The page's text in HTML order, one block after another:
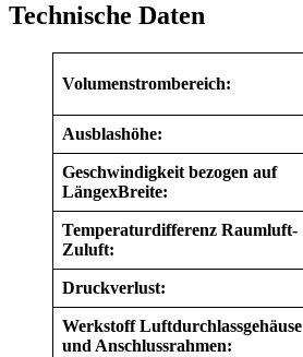
Technische Daten
Volumenstrombereich:
Ausblashöhe:
Geschwindigkeit bezogen auf
LängexBreite:
Temperaturdifferenz Raumluft-
Zuluft:
Druckverlust:
Werkstoff Luftdurchlassgehäuse
und Anschlussrahmen: